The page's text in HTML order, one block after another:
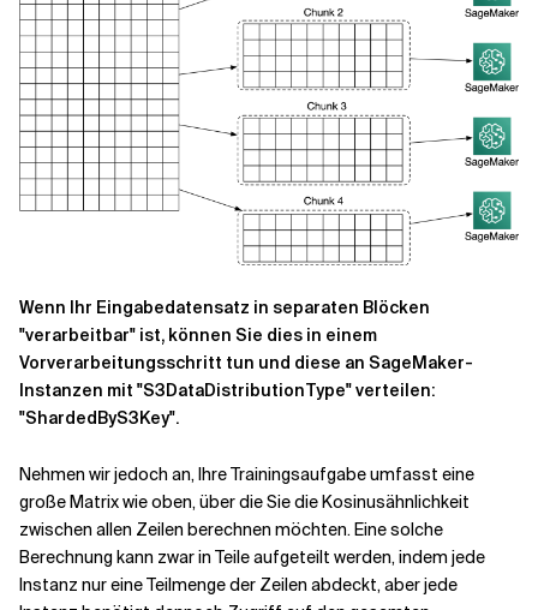
Wenn Ihr Eingabedatensatz in separaten Blöcken
"verarbeitbar" ist, können Sie dies in einem
Vorverarbeitungsschritt tun und diese an SageMaker-
Instanzen mit "S3DataDistributionType" verteilen:
"ShardedByS3Key".
Nehmen wir jedoch an, Ihre Trainingsaufgabe umfasst eine
große Matrix wie oben, über die Sie die Kosinusähnlichkeit
zwischen allen Zeilen berechnen möchten. Eine solche
Berechnung kann zwar in Teile aufgeteilt werden, indem jede
Instanz nur eine Teilmenge der Zeilen abdeckt, aber jede